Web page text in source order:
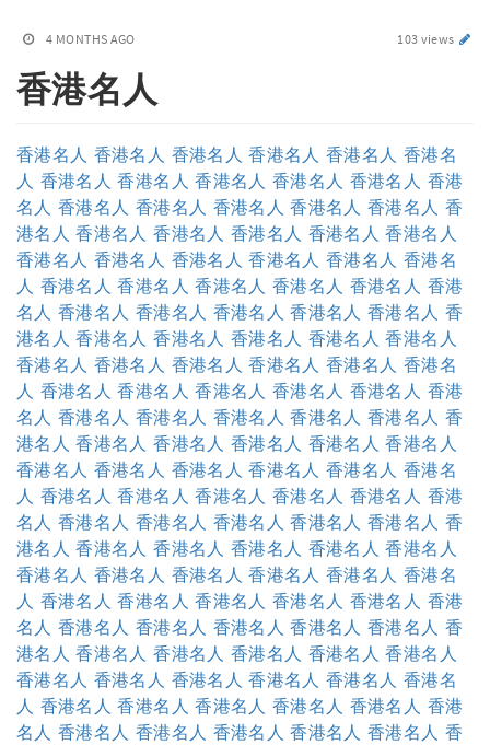
4 MONTHS AGO 103 views
香港名人
香港名人 香港名人 香港名人 香港名人 香港名人 香港名
人 香港名人 香港名人 香港名人 香港名人 香港名人 香港
名人 香港名人 香港名人 香港名人 香港名人 香港名人 香
港名人 香港名人 香港名人 香港名人 香港名人 香港名人
香港名人 香港名人 香港名人 香港名人 香港名人 香港名
人 香港名人 香港名人 香港名人 香港名人 香港名人 香港
名人 香港名人 香港名人 香港名人 香港名人 香港名人 香
港名人 香港名人 香港名人 香港名人 香港名人 香港名人
香港名人 香港名人 香港名人 香港名人 香港名人 香港名
人 香港名人 香港名人 香港名人 香港名人 香港名人 香港
名人 香港名人 香港名人 香港名人 香港名人 香港名人 香
港名人 香港名人 香港名人 香港名人 香港名人 香港名人
香港名人 香港名人 香港名人 香港名人 香港名人 香港名
人 香港名人 香港名人 香港名人 香港名人 香港名人 香港
名人 香港名人 香港名人 香港名人 香港名人 香港名人 香
港名人 香港名人 香港名人 香港名人 香港名人 香港名人
香港名人 香港名人 香港名人 香港名人 香港名人 香港名
人 香港名人 香港名人 香港名人 香港名人 香港名人 香港
名人 香港名人 香港名人 香港名人 香港名人 香港名人 香
港名人 香港名人 香港名人 香港名人 香港名人 香港名人
香港名人 香港名人 香港名人 香港名人 香港名人 香港名
人 香港名人 香港名人 香港名人 香港名人 香港名人 香港
名人 香港名人 香港名人 香港名人 香港名人 香港名人 香